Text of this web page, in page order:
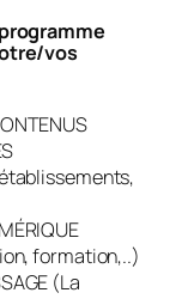
vos
formation,..)
(La